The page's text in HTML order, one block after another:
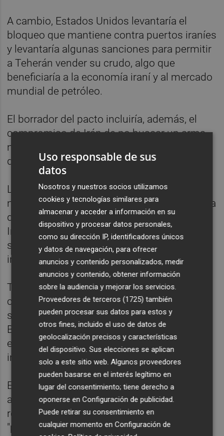
A cambio, Estados Unidos levantaría el
bloqueo que mantiene contra puertos iraníes
y levantaría algunas sanciones para permitir
a Teherán vender su crudo, algo que
beneficiaría a la economía iraní y al mercado
mundial de petróleo.
El borrador del pacto incluiría, además, el
compromiso de Irán de no buscar un arma
nuclear, una línea roja que ha puesto Trump
durante las negociaciones.
La tregua de 60 días serviría también para
negociar un acuerdo para limitar el programa
de enriquecimiento de uranio por parte de
Irán a cambio del levantamiento de
sanciones y la descongelación de fondos
iraníes.
También incluiría el fin de la ofensiva israelí
contra Hizbulá en el Líbano, una condición
sobre la cual el primer ministro de Israel,
Benjamín Netanyahu, expresó preocupación
el sábado durante una llamada con Trump,
informó Axios.
El borrador ha sido rechazado por algunos
aliados de Trump, como el senador
republicano Ted Cruz, quien dijo estar
"profundamente preocupado" y aseguró que
Uso responsable de sus
datos
Nosotros y nuestros socios utilizamos
cookies y tecnologías similares para
almacenar y acceder a información en su
dispositivo y procesar datos personales,
como su dirección IP, identificadores únicos
y datos de navegación, para ofrecer
anuncios y contenido personalizados, medir
anuncios y contenido, obtener información
sobre la audiencia y mejorar los servicios.
Proveedores de terceros (1725) también
pueden procesar sus datos para estos y
otros fines, incluido el uso de datos de
geolocalización precisos y características
del dispositivo. Sus elecciones se aplican
solo a este sitio web. Algunos proveedores
pueden basarse en el interés legítimo en
lugar del consentimiento; tiene derecho a
oponerse enConfiguración de publicidad
Puede retirar su consentimiento en
cualquier momento enConfiguración de